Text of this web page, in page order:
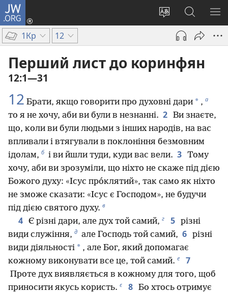
JW.ORG
Змінити
мову
сайту
Увійти
(відкривається
новому
Пошук
на
сайті
1Кр 12
Перший лист до коринфян
12:1—31
12 Брати, якщо говорити про духовні дари * , а
то я не хочу, аби ви були в незнанні. 2 Ви знаєте,
що, коли ви були людьми з інших народів, на вас
впливали і втягували в поклоніння безмовним
ідолам, б і ви йшли туди, куди вас вели. 3 Тому
хочу, аби ви зрозуміли, що ніхто не скаже під дією
Божого духу: «Ісус про́клятий», так само як ніхто
не зможе сказати: «Ісус є Господом», не будучи
під дією святого духу. в
4 Є різні дари, але дух той самий, г 5 різні
види служіння, д але Господь той самий, 6 різні
види діяльності * , але Бог, який допомагає
кожному виконувати все це, той самий. е 7
Проте дух виявляється в кожному для того, щоб
приносити якусь користь. є 8 Бо хтось отримує